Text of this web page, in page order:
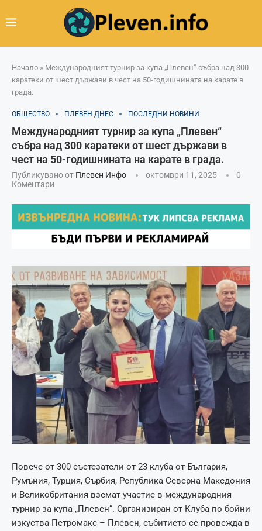
Начало » Международният турнир за купа „Плевен“ събра над 300
каратеки от шест държави в чест на 50-годишнината на карате в
града.
ОБЩЕСТВО ПЛЕВЕН ДНЕС ПОСЛЕДНИ НОВИНИ
Международният турнир за купа „Плевен“
събра над 300 каратеки от шест държави в
чест на 50-годишнината на карате в града.
Публикувано от Плевен Инфо октомври 11, 2025
0
Коментари
Повече от 300 състезатели от 23 клуба от България,
Румъния, Турция, Сърбия, Република Северна Македония
и Великобритания вземат участие в международния
турнир за купа „Плевен“. Организиран от Клуба по бойни
изкуства Петромакс – Плевен, събитието се провежда в